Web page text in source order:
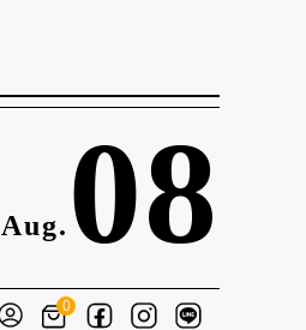
Aug. 08
0